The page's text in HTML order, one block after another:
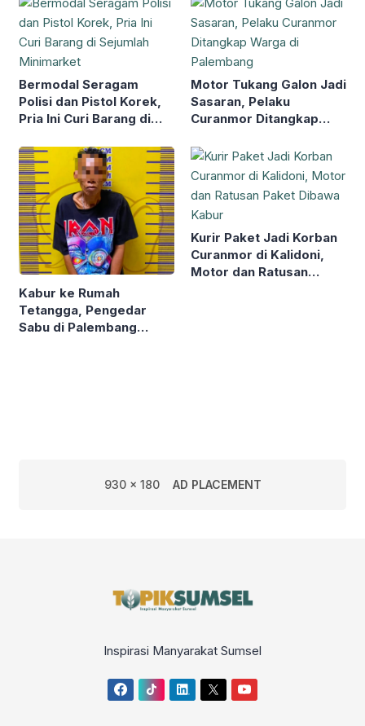
Bermodal Seragam
Polisi dan Pistol Korek,
Pria Ini Curi Barang di
Motor Tukang Galon Jadi
Sasaran, Pelaku
Curanmor Ditangkap
Kabur ke Rumah
Tetangga, Pengedar
Sabu di Palembang
Kurir Paket Jadi Korban
Curanmor di Kalidoni,
Motor dan Ratusan
930 x 180 AD PLACEMENT
Inspirasi Manyarakat Sumsel